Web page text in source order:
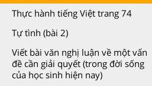
Thực hành tiếng Việt trang 74
Tự tình (bài 2)
Viết bài văn nghị luận về một vấn
đề cần giải quyết (trong đời sống
của học sinh hiện nay)